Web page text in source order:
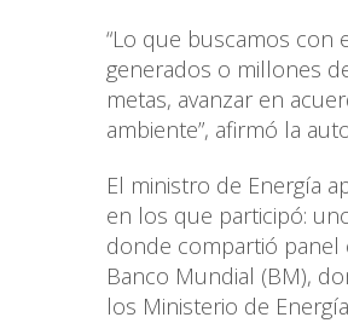
“Lo que buscamos con
generados o millones
metas, avanzar en
ambiente”, afirmó la
El ministro de Energía
en los que participó:
donde compartió panel
Banco Mundial (BM),
los Ministerio de